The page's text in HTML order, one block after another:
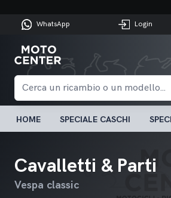
WhatsApp Login
HOME SPECIALE CASCHI
Cavalletti & Parti
Vespa classic